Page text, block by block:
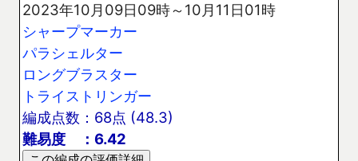
2023年10月09日09時～10月11日01時
シャープマーカー
パラシェルター
ロングブラスター
トライストリンガー
編成点数：68点 (48.3)
難易度 ：6.42